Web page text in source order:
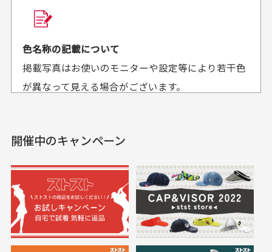
セールかつポイント
も使えて、お得に購
入出来ました
セールかつポイントも使
満足です。
おります
欲しかったスカートが購
か？
平日午前9時までのご注文で最短当日発送させて頂いて
せて頂いております。
送料はいくらかかりますか？
何点ご購入頂いた場合も全国一律で800円とさせて頂
いております。(1配送先につき)
また5,000円(税込)以上お買い物をして頂けた場合は送
※必ず１つのショッピングカートに複数商品を入れて
色名称の記載について
掲載写真はお使いのモニターや設定等により若干色
が異なって見える場合がございます。
実寸サイズについて
一点一点手作業で計測しておりますので、若干の誤
差が生じる場合がございます。
においについて
開催中のキャンペーン